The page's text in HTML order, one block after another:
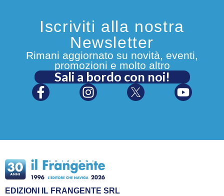
Iscriviti alla nostra
Newsletter
Rimani aggiornato su novità, eventi,
promozioni e molto altro
Sali a bordo con noi!
EDIZIONI IL FRANGENTE SRL